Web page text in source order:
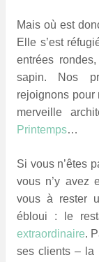
Mais où est
Elle s’est
entrées
sapin. Nos
rejoignons pour
merveille
Printemps…
Si vous n’êtes
vous n’y avez
vous à rester
ébloui : le
extraordinaire.
ses clients – la